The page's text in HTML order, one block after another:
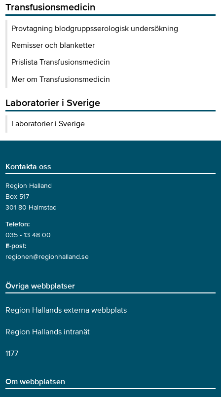
Transfusionsmedicin
Provtagning blodgruppsserologisk undersökning
Remisser och blanketter
Prislista Transfusionsmedicin
Mer om Transfusionsmedicin
Laboratorier i Sverige
Laboratorier i Sverige
Kontakta oss
Region Halland
Box 517
301 80 Halmstad
Telefon:
035 - 13 48 00
E-post:
regionen@regionhalland.se
Övriga webbplatser
Region Hallands externa webbplats
Region Hallands intranät
1177
Om webbplatsen